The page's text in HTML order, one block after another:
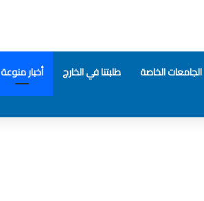
الجامعات الخاصة طلبتنا في الخارج أخبار منوعة